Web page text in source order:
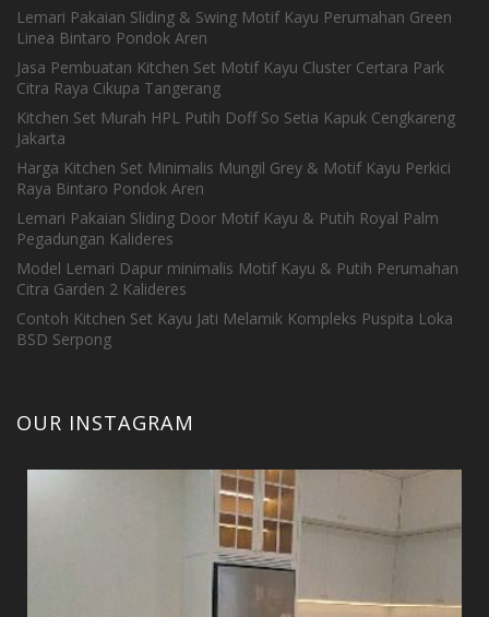
Lemari Pakaian Sliding & Swing Motif Kayu Perumahan Green
Linea Bintaro Pondok Aren
Jasa Pembuatan Kitchen Set Motif Kayu Cluster Certara Park
Citra Raya Cikupa Tangerang
Kitchen Set Murah HPL Putih Doff So Setia Kapuk Cengkareng
Jakarta
Harga Kitchen Set Minimalis Mungil Grey & Motif Kayu Perkici
Raya Bintaro Pondok Aren
Lemari Pakaian Sliding Door Motif Kayu & Putih Royal Palm
Pegadungan Kalideres
Model Lemari Dapur minimalis Motif Kayu & Putih Perumahan
Citra Garden 2 Kalideres
Contoh Kitchen Set Kayu Jati Melamik Kompleks Puspita Loka
BSD Serpong
OUR INSTAGRAM